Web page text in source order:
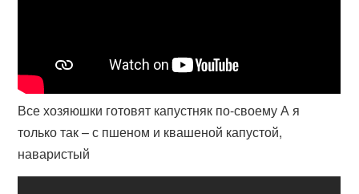
Все хозяюшки готовят капустняк по-своему А я
только так – с пшеном и квашеной капустой,
наваристый